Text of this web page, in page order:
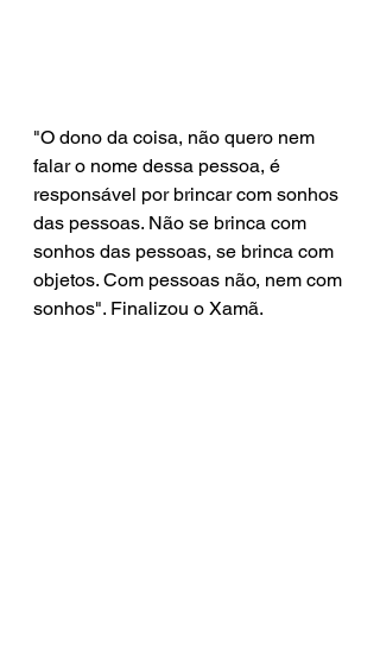
"O dono da coisa, não quero nem
falar o nome dessa pessoa, é
responsável por brincar com sonhos
das pessoas. Não se brinca com
sonhos das pessoas, se brinca com
objetos. Com pessoas não, nem com
sonhos". Finalizou o Xamã.